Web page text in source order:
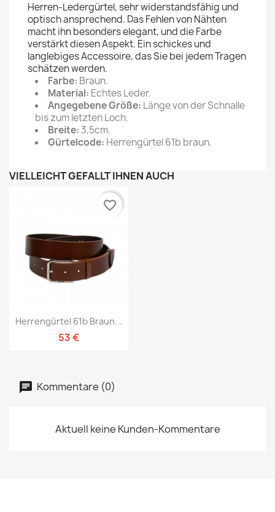
Herren-Ledergürtel, sehr widerstandsfähig und
optisch ansprechend. Das Fehlen von Nähten
macht ihn besonders elegant, und die Farbe
verstärkt diesen Aspekt. Ein schickes und
langlebiges Accessoire, das Sie bei jedem Tragen
schätzen werden.
Farbe: Braun.
Material: Echtes Leder.
Angegebene Größe: Länge von der Schnalle
bis zum letzten Loch.
Breite:3,5cm.
Gürtelcode: Herrengürtel 61b braun.
VIELLEICHT GEFÄLLT IHNEN AUCH
Herrengürtel 61b Braun...
53 €
favorite_border
Kommentare (0)
Aktuell keine Kunden-Kommentare